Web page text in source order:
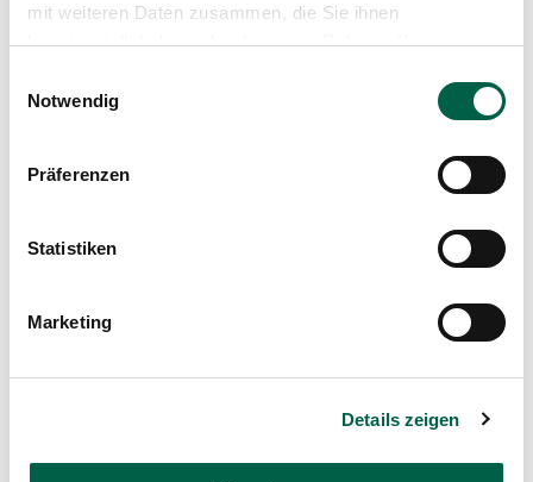
mit weiteren Daten zusammen, die Sie ihnen
bereitgestellt haben oder die sie im Rahmen Ihrer
Notwendig
Präferenzen
Statistiken
Marketing
Details zeigen
Fax
+41 44 397 24 52
Mail
anaesthesie@spitalzollikerberg.ch